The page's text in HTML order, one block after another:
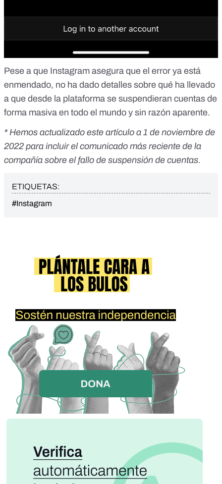
Pese a que Instagram asegura que el error ya está
enmendado, no ha dado detalles sobre qué ha llevado
a que desde la plataforma se suspendieran cuentas de
forma masiva en todo el mundo y sin razón aparente.
* Hemos actualizado este artículo a 1 de noviembre de
2022 para incluir el comunicado más reciente de la
compañía sobre el fallo de suspensión de cuentas.
ETIQUETAS:
#Instagram